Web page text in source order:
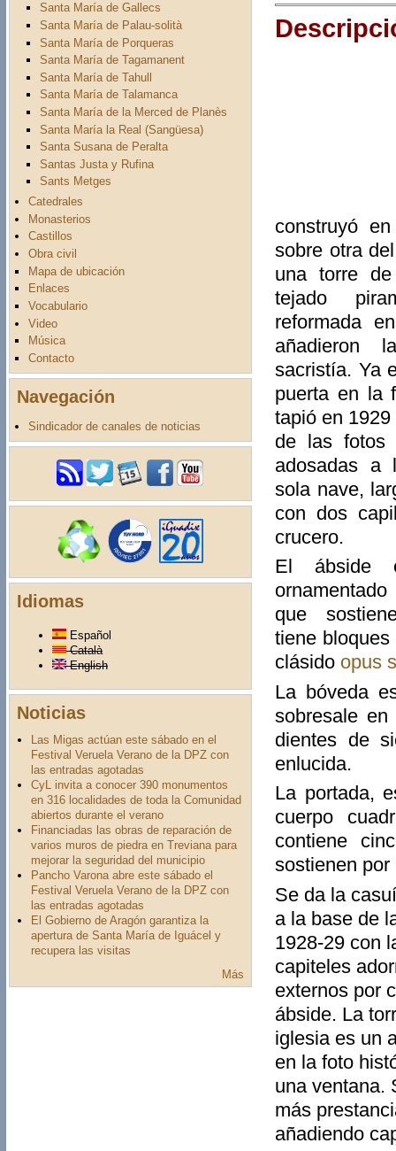
Santa María de Gallecs
Santa María de Palau-solità
Santa María de Porqueras
Santa María de Tagamanent
Santa María de Tahull
Santa María de Talamanca
Santa María de la Merced de Planès
Santa María la Real (Sangüesa)
Santa Susana de Peralta
Santas Justa y Rufina
Sants Metges
Catedrales
Monasterios
Castillos
Obra civil
Mapa de ubicación
Enlaces
Vocabulario
Video
Música
Contacto
Navegación
Sindicador de canales de noticias
Idiomas
Español
Català
English
Noticias
Las Migas actúan este sábado en el
Festival Veruela Verano de la DPZ con
las entradas agotadas
CyL invita a conocer 390 monumentos
en 316 localidades de toda la Comunidad
abiertos durante el verano
Financiadas las obras de reparación de
varios muros de piedra en Treviana para
mejorar la seguridad del municipio
Pancho Varona abre este sábado el
Festival Veruela Verano de la DPZ con
las entradas agotadas
El Gobierno de Aragón garantiza la
apertura de Santa María de Iguácel y
recupera las visitas
Más
construyó
sobre otra
una torre
tejado
reformada
añadieron
sacristía. Ya
puerta en la
tapió en
de las fotos
adosadas a
sola nave,
con dos
crucero.
El ábside
que
tiene
clásido opus
La bóveda
sobresale
dientes de
enlucida.
La portada,
cuerpo
contiene
sostienen
Se da la
a la base de
1928-29 con
capiteles
externos por
ábside. La
iglesia es un
en la foto
una ventana.
más
añadiendo